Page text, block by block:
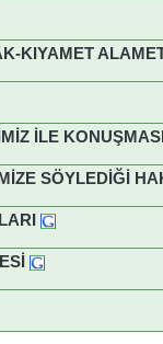
KIYAMET
İLE
SÖYLEDİĞİ